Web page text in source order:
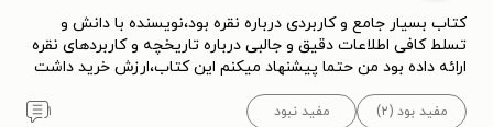
کتاب بسیار جامع و کاربردی درباره نقره بود،نویسنده با دانش و
تسلط کافی اطلاعات دقیق و جالبی درباره تاریخچه و کاربردهای نقره
ارائه داده بود من حتما پیشنهاد میکنم این کتاب،ارزش خرید داشت
مفید بود (۲) مفید نبود ۱